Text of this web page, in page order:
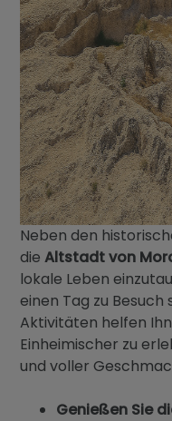
Neben den
dieAltstadt von
lokale Leben
einen Tag zu
Aktivitäten helfen
Einheimischer zu
und voller
Genießen Sie